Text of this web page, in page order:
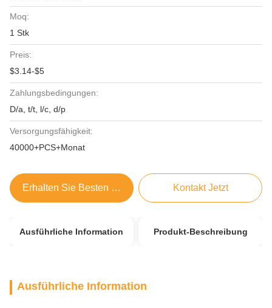
Moq:
1 Stk
Preis:
$3.14-$5
Zahlungsbedingungen:
D/a, t/t, l/c, d/p
Versorgungsfähigkeit:
40000+PCS+Monat
Erhalten Sie Besten Preis Kontakt Jetzt
Ausführliche Information Produkt-Beschreibung
Ausführliche Information